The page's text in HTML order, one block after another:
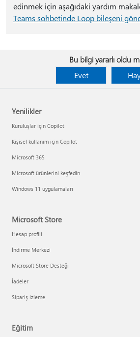
edinmek için aşağıdaki yardım
Teams sohbetinde Loop bileşeni
Bu bilgi yararlı oldu
Evet
Yenilikler
Kuruluşlar için Copilot
Kişisel kullanım için Copilot
Microsoft 365
Microsoft ürünlerini keşfedin
Windows 11 uygulamaları
Microsoft Store
Hesap profili
İndirme Merkezi
Microsoft Store Desteği
İadeler
Sipariş izleme
Eğitim